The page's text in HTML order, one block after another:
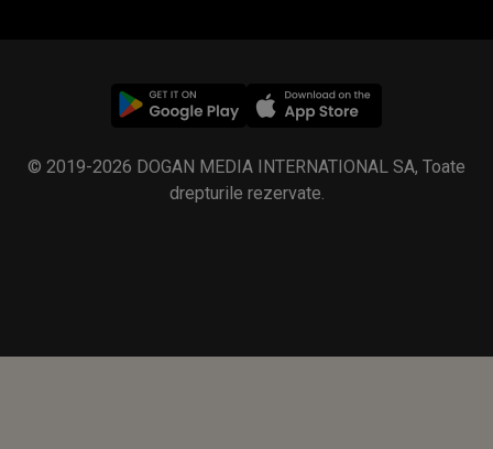
© 2019-2026 DOGAN MEDIA INTERNATIONAL SA, Toate
drepturile rezervate.